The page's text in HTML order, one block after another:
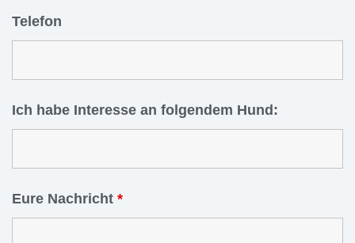
Telefon
Ich habe Interesse an folgendem Hund:
Eure Nachricht *